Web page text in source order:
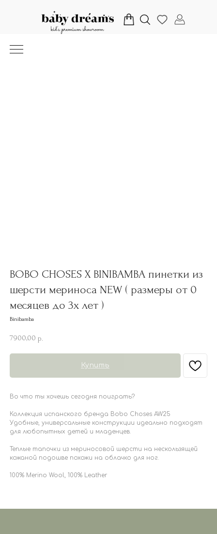
BOBO CHOSES X BINIBAMBA пинетки из
шерсти мериноса NEW ( размеры от 0
месяцев до 3х лет )
Binibamba
7900,00 р.
Купить
Во что ты хочешь сегодня поиграть?
Коллекция испанского бренда Bobo Choses AW25
Удобные, универсальные конструкции идеально подходят
для любопытных детей и младенцев.
Теплые тапочки из мериносовой шерсти на нескользящей
кожаной подошве похожи на облачко для ног.
100% Merino Wool, 100% Leather